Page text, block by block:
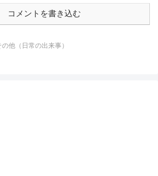
コメントを書き込む
の他（日常の出来事）